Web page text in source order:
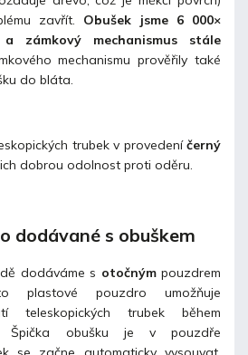
zavřít. Obušek jsme 6 000×
zámkový mechanismus stále
mechanismu prověřily také
do bláta.
trubek v provedeníčerný
dobrou odolnost proti oděru.
dodávané s obuškem
dodáváme s otočnýmpouzdrem
plastové pouzdro umožňuje
teleskopických trubek během
Špička obušku je v pouzdře